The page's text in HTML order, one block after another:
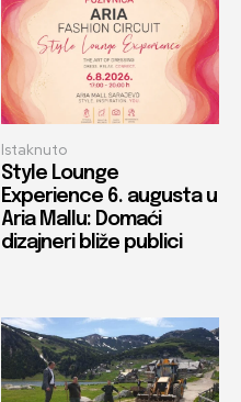
Istaknuto
Style Lounge
Experience 6. augusta u
Aria Mallu: Domaći
dizajneri bliže publici